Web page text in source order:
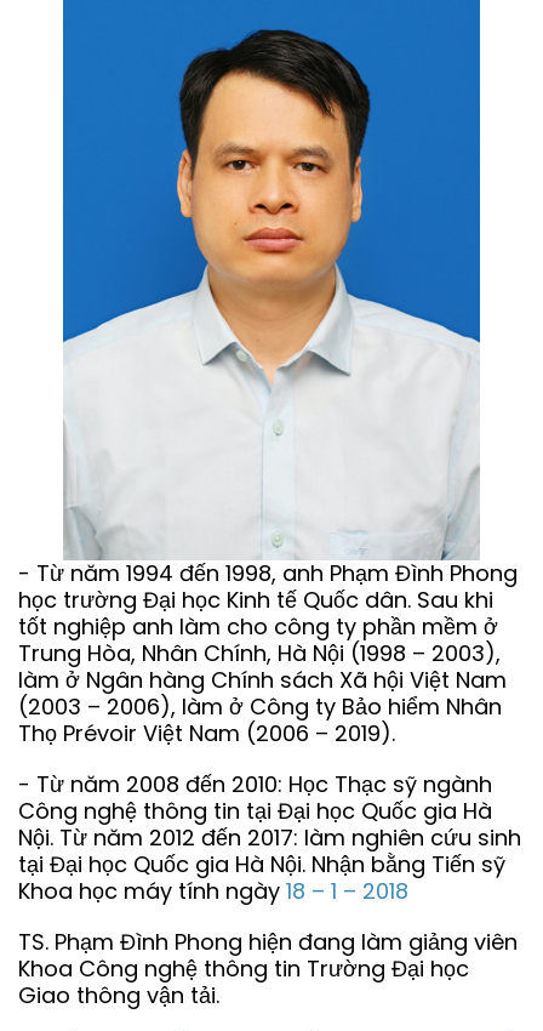
- Từ năm 1994 đến 1998, anh Phạm Đình Phong
học trường Đại học Kinh tế Quốc dân. Sau khi
tốt nghiệp anh làm cho công ty phần mềm ở
Trung Hòa, Nhân Chính, Hà Nội (1998 – 2003),
làm ở Ngân hàng Chính sách Xã hội Việt Nam
(2003 – 2006), làm ở Công ty Bảo hiểm Nhân
Thọ Prévoir Việt Nam (2006 – 2019).
- Từ năm 2008 đến 2010: Học Thạc sỹ ngành
Công nghệ thông tin tại Đại học Quốc gia Hà
Nội. Từ năm 2012 đến 2017: làm nghiên cứu sinh
tại Đại học Quốc gia Hà Nội. Nhận bằng Tiến sỹ
Khoa học máy tính ngày 18 – 1 – 2018
TS. Phạm Đình Phong hiện đang làm giảng viên
Khoa Công nghệ thông tin Trường Đại học
Giao thông vận tải.